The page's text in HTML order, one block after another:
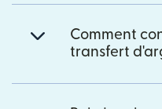
Comment
transfert